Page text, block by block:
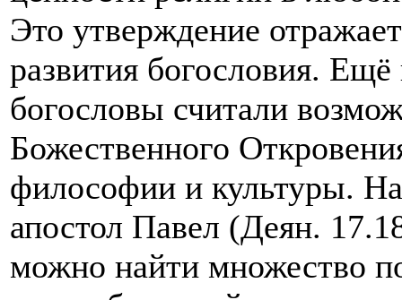
Это утверждение
развития богословия.
богословы считали
Божественного
философии и культуры.
апостол Павел (Деян.
можно найти множество